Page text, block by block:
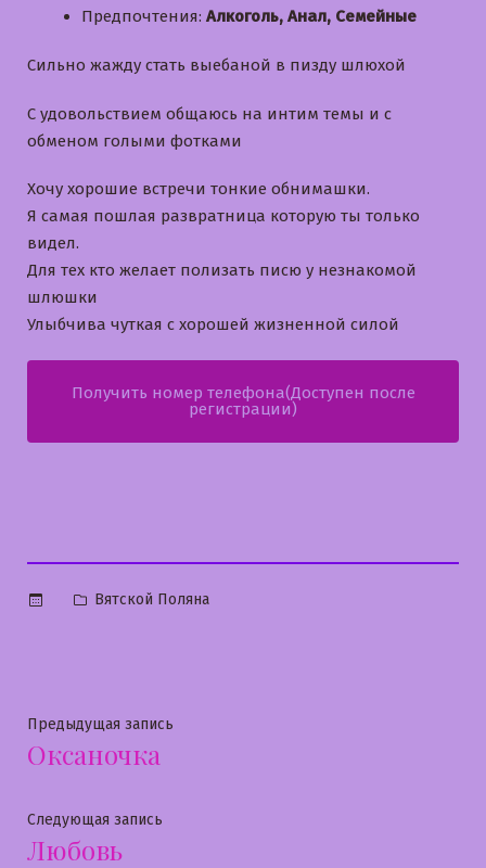
Предпочтения: Алкоголь, Анал, Семейные
Сильно жажду стать выебаной в пизду шлюхой
С удовольствием общаюсь на интим темы и с
обменом голыми фотками
Хочу хорошие встречи тонкие обнимашки.
Я самая пошлая развратница которую ты только
видел.
Для тех кто желает полизать писю у незнакомой
шлюшки
Улыбчива чуткая с хорошей жизненной силой
Получить номер телефона(Доступен после
регистрации)
Опубликовано
Вятской Поляна
Навигация
по
записям
Предыдущая запись
Оксаночка
Следующая запись
Любовь